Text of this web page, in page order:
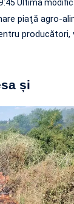
Ultima
piaţă agro-
și